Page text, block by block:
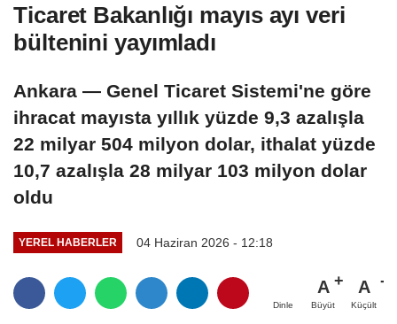
Ticaret Bakanlığı mayıs ayı veri
bültenini yayımladı
Ankara — Genel Ticaret Sistemi'ne göre
ihracat mayısta yıllık yüzde 9,3 azalışla
22 milyar 504 milyon dolar, ithalat yüzde
10,7 azalışla 28 milyar 103 milyon dolar
oldu
YEREL HABERLER 04 Haziran 2026 - 12:18
Dinle
A
Büyüt
A
Küçült